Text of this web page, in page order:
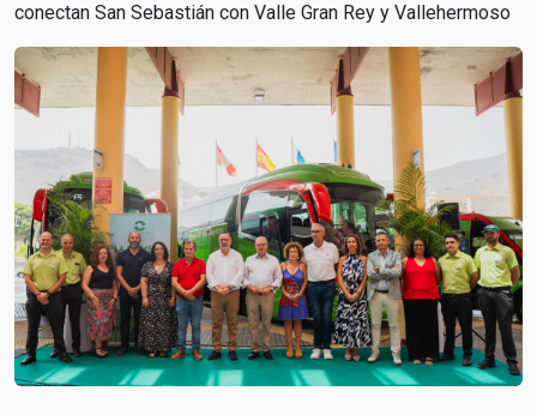
conectan San Sebastián con Valle Gran Rey y Vallehermoso